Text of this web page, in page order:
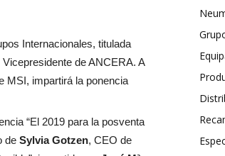
Internacionales, titulada
Vicepresidente de ANCERA. A
MSI, impartirá la ponencia
“El 2019 para la posventa
de Sylvia Gotzen, CEO de